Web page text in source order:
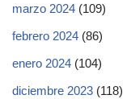
marzo 2024 (109)
febrero 2024 (86)
enero 2024 (104)
diciembre 2023 (118)